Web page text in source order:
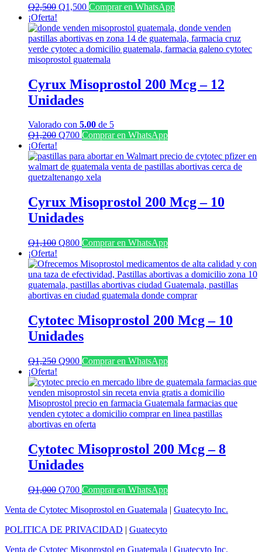
Q2,500 El
original
era:
Q2,500.
Q1,500El
actual
es:
Q1,500.
Comprar en WhatsApp
¡Oferta!
Cyrux Misoprostol 200 Mcg – 12
Unidades
Valorado con 5.00 de 5
Q1,200 El
original
era:
Q1,200.
Q700El
actual
es:
Q700.
Comprar en WhatsApp
¡Oferta!
Cyrux Misoprostol 200 Mcg – 10
Unidades
Q1,100 El
original
era:
Q1,100.
Q800El
actual
es:
Q800.
Comprar en WhatsApp
¡Oferta!
Cytotec Misoprostol 200 Mcg – 10
Unidades
Q1,250 El
original
era:
Q1,250.
Q900El
actual
es:
Q900.
Comprar en WhatsApp
¡Oferta!
Cytotec Misoprostol 200 Mcg – 8
Unidades
Q1,000 El
original
Q1,000.
Q700El
actual
Q700.
Comprar en WhatsApp
Venta de Cytotec Misoprostol en Guatemala | Guatecyto Inc.
POLITICA DE PRIVACIDAD | Guatecyto
Venta de Cytotec Misoprostol en Guatemala | Guatecyto Inc.